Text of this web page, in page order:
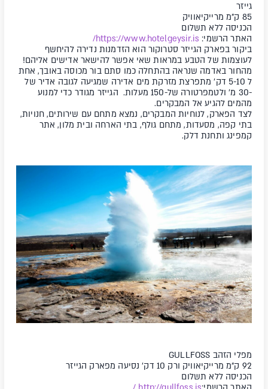
גייזר​
85 ק"מ מרייקיאוויק
הכניסה ללא תשלום
האתר הרשמי: https://www.hotelgeysir.is/
ביקור בפארק הגייזר סטרוקור הוא הזדמנות נדירה להיחשף
לעוצמות של הטבע במראות שאי אפשר להישאר אדישים אליהם!
מהחור באדמה שנראה בהתחלה כמו סתם בור מכוסה באובך, אחת
ל 5-10 דק' מתפרצת מזרקת מים אדירה שמגיעה לגובה אדיר של
-30 מ' ולטמפרטורה של-150 מעלות. הגייזר מגודר כדי למנוע
מהמים להגיע אל המבקרים.
לצד הפארק, לנוחיות המבקרים, נמצא מתחם עם שירותים, חנויות,
בתי קפה, מסעדות, מתחם גולף, בתי הארחה ובית מלון, אתר
קמפינג ותחנת דלק.
מפלי הזהב GULLFOSS
92 ק"מ מרייקיאוויק ורק 10 דק' נסיעה מפארק הגייזר
הכניסה ללא תשלום